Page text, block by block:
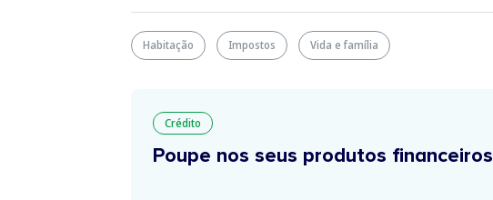
Habitação Impostos Vida e família
Crédito
Poupe nos seus produtos financeiros